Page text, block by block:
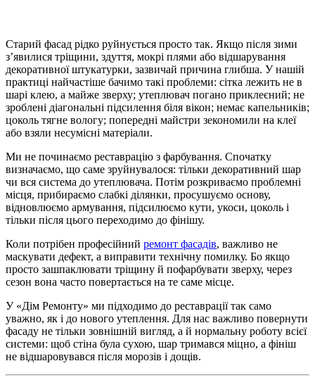
Старий фасад рідко руйнується просто так. Якщо після зими
з’явилися тріщини, здуття, мокрі плями або відшарування
декоративної штукатурки, зазвичай причина глибша. У нашій
практиці найчастіше бачимо такі проблеми: сітка лежить не в
шарі клею, а майже зверху; утеплювач погано приклеєний; не
зроблені діагональні підсилення біля вікон; немає капельників;
цоколь тягне вологу; попередні майстри зекономили на клеї
або взяли несумісні матеріали.
Ми не починаємо реставрацію з фарбування. Спочатку
визначаємо, що саме зруйнувалося: тільки декоративний шар
чи вся система до утеплювача. Потім розкриваємо проблемні
місця, прибираємо слабкі ділянки, просушуємо основу,
відновлюємо армування, підсилюємо кути, укоси, цоколь і
тільки після цього переходимо до фінішу.
Коли потрібен професійний ремонт фасадів, важливо не
маскувати дефект, а виправити технічну помилку. Бо якщо
просто зашпаклювати тріщину й пофарбувати зверху, через
сезон вона часто повертається на те саме місце.
У «Дім Ремонту» ми підходимо до реставрації так само
уважно, як і до нового утеплення. Для нас важливо повернути
фасаду не тільки зовнішній вигляд, а й нормальну роботу всієї
системи: щоб стіна була сухою, шар тримався міцно, а фініш
не відшаровувався після морозів і дощів.